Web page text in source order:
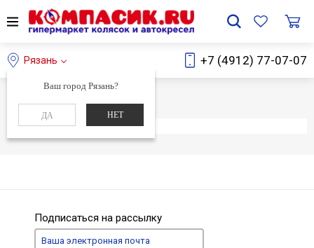
Рязань
Ваш город Рязань?
ДА НЕТ
+7 (4912) 77-07-07
Главная Каталог
Элемент не найден
Подписаться на рассылку